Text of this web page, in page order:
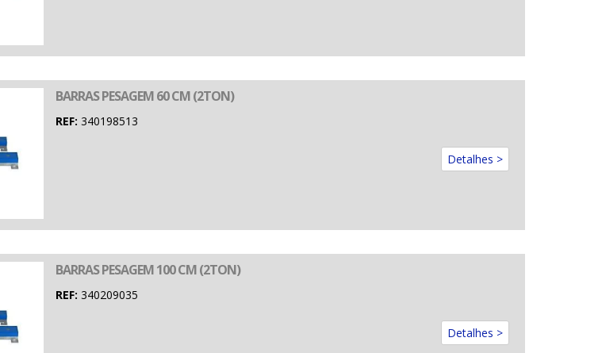
BARRAS PESAGEM 60 CM (2TON)
REF: 340198513
Detalhes >
BARRAS PESAGEM 100 CM (2TON)
REF: 340209035
Detalhes >